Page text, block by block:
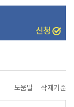
도움말 삭제기준